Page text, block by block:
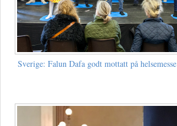
Sverige: Falun Dafa godt mottatt på helsemesse